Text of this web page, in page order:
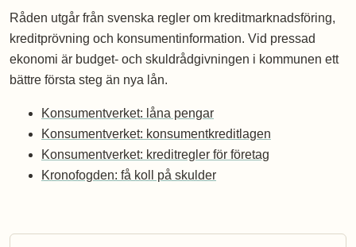
Råden utgår från svenska regler om kreditmarknadsföring,
kreditprövning och konsumentinformation. Vid pressad
ekonomi är budget- och skuldrådgivningen i kommunen ett
bättre första steg än nya lån.
Konsumentverket: låna pengar
Konsumentverket: konsumentkreditlagen
Konsumentverket: kreditregler för företag
Kronofogden: få koll på skulder